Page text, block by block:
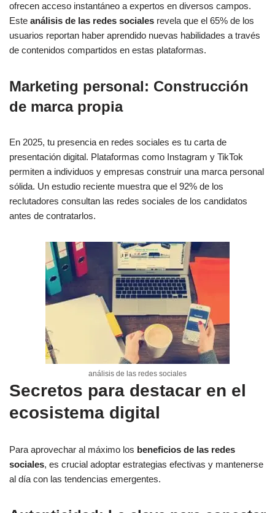
ofrecen acceso instantáneo a expertos en diversos campos.
Este análisis de las redes sociales revela que el 65% de los
usuarios reportan haber aprendido nuevas habilidades a través
de contenidos compartidos en estas plataformas.
Marketing personal: Construcción
de marca propia
En 2025, tu presencia en redes sociales es tu carta de
presentación digital. Plataformas como Instagram y TikTok
permiten a individuos y empresas construir una marca personal
sólida. Un estudio reciente muestra que el 92% de los
reclutadores consultan las redes sociales de los candidatos
antes de contratarlos.
análisis de las redes sociales
Secretos para destacar en el
ecosistema digital
Para aprovechar al máximo los beneficios de las redes
sociales, es crucial adoptar estrategias efectivas y mantenerse
al día con las tendencias emergentes.